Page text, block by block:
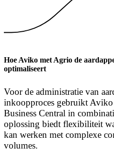
Hoe Aviko met Agrio de
optimaliseert
Voor de administratie van
inkoopproces gebruikt
Business Central in
oplossing biedt flexibiliteit
kan werken met complexe
volumes.